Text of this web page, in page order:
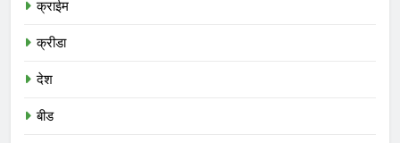
क्राईम
क्रीडा
देश
बीड